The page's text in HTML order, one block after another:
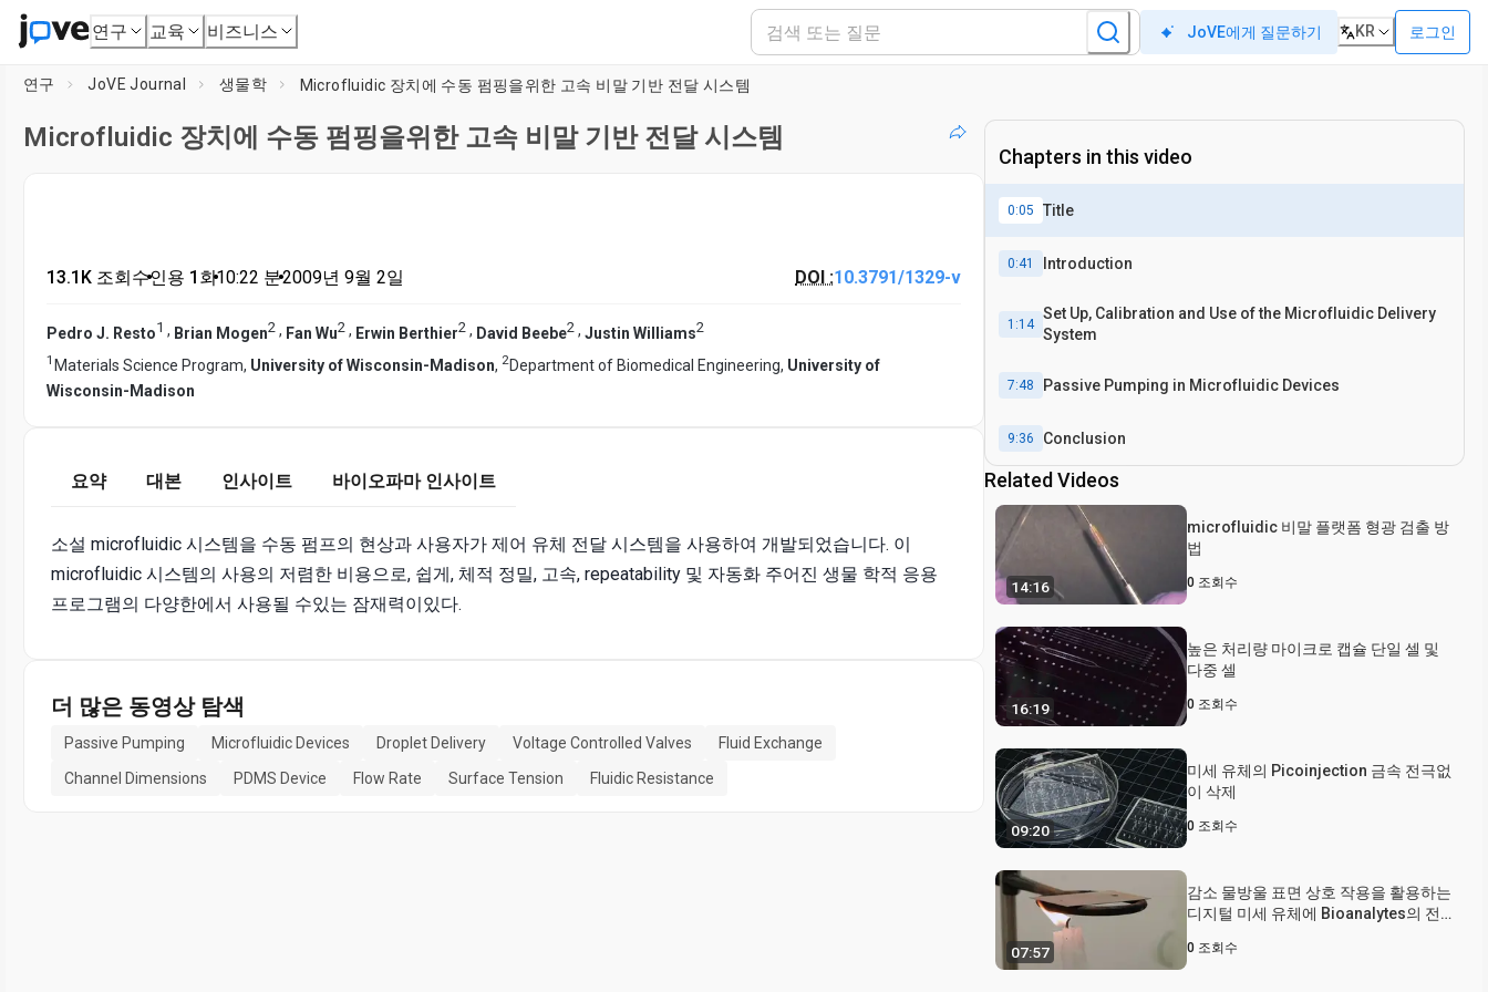
연구 교육 비즈니스 JoVE에게 질문하기 KR 로그인
연구 JoVE Journal 생물학 Microfluidic 장치에 수동 펌핑을위한 고속 비말 기반 전달 시스템
Microfluidic 장치에 수동 펌핑을위한 고속 비말 기반 전달 시스템
13.1K 조회수•인용 1회•10:22 분•2009년 9월 2일 DOI :10.3791/1329-v
Pedro J. Resto1 , Brian Mogen2 , Fan Wu2 , Erwin Berthier2 , David Beebe2 , Justin Williams2
1 Materials Science Program, University of Wisconsin-Madison, 2Department of Biomedical Engineering, University of
Wisconsin-Madison
요약 대본 인사이트 바이오파마 인사이트
소설 microfluidic 시스템을 수동 펌프의 현상과 사용자가 제어 유체 전달 시스템을 사용하여 개발되었습니다. 이
microfluidic 시스템의 사용의 저렴한 비용으로, 쉽게, 체적 정밀, 고속, repeatability 및 자동화 주어진 생물 학적 응용
프로그램의 다양한에서 사용될 수있는 잠재력이있다.
더 많은 동영상 탐색
Passive Pumping Microfluidic Devices Droplet Delivery Voltage Controlled Valves
Fluid Exchange
Channel Dimensions
PDMS Device Flow Rate Surface Tension Fluidic Resistance
Chapters in this video
0:05 Title
0:41 Introduction
1:14
Set Up, Calibration and Use of the Microfluidic Delivery
System
7:48 Passive Pumping in Microfluidic Devices
9:36 Conclusion
Related Videos
14:16
microfluidic 비말 플랫폼 형광 검출 방
법
0 조회수
16:19
높은 처리량 마이크로 캡슐 단일 셀 및
다중 셀
0 조회수
09:20
미세 유체의 Picoinjection 금속 전극없
이 삭제
0 조회수
07:57
감소 물방울 표면 상호 작용을 활용하는
디지털 미세 유체에 Bioanalytes의 전
0 조회수